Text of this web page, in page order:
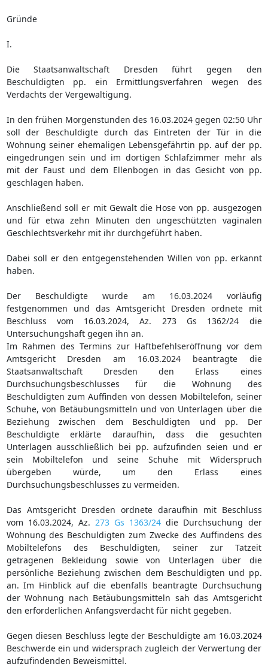
Gründe
I.
Die Staatsanwaltschaft Dresden führt gegen den
Beschuldigten pp. ein Ermittlungsverfahren wegen des
Verdachts der Vergewaltigung.
In den frühen Morgenstunden des 16.03.2024 gegen 02:50 Uhr
soll der Beschuldigte durch das Eintreten der Tür in die
Wohnung seiner ehemaligen Lebensgefährtin pp. auf der pp.
eingedrungen sein und im dortigen Schlafzimmer mehr als
mit der Faust und dem Ellenbogen in das Gesicht von pp.
geschlagen haben.
Anschließend soll er mit Gewalt die Hose von pp. ausgezogen
und für etwa zehn Minuten den ungeschützten vaginalen
Geschlechtsverkehr mit ihr durchgeführt haben.
Dabei soll er den entgegenstehenden Willen von pp. erkannt
haben.
Der Beschuldigte wurde am 16.03.2024 vorläufig
festgenommen und das Amtsgericht Dresden ordnete mit
Beschluss vom 16.03.2024, Az. 273 Gs 1362/24 die
Untersuchungshaft gegen ihn an.
Im Rahmen des Termins zur Haftbefehlseröffnung vor dem
Amtsgericht Dresden am 16.03.2024 beantragte die
Staatsanwaltschaft Dresden den Erlass eines
Durchsuchungsbeschlusses für die Wohnung des
Beschuldigten zum Auffinden von dessen Mobiltelefon, seiner
Schuhe, von Betäubungsmitteln und von Unterlagen über die
Beziehung zwischen dem Beschuldigten und pp. Der
Beschuldigte erklärte daraufhin, dass die gesuchten
Unterlagen ausschließlich bei pp. aufzufinden seien und er
sein Mobiltelefon und seine Schuhe mit Widerspruch
übergeben würde, um den Erlass eines
Durchsuchungsbeschlusses zu vermeiden.
Das Amtsgericht Dresden ordnete daraufhin mit Beschluss
vom 16.03.2024, Az. 273 Gs 1363/24 die Durchsuchung der
Wohnung des Beschuldigten zum Zwecke des Auffindens des
Mobiltelefons des Beschuldigten, seiner zur Tatzeit
getragenen Bekleidung sowie von Unterlagen über die
persönliche Beziehung zwischen dem Beschuldigten und pp.
an. Im Hinblick auf die ebenfalls beantragte Durchsuchung
der Wohnung nach Betäubungsmitteln sah das Amtsgericht
den erforderlichen Anfangsverdacht für nicht gegeben.
Gegen diesen Beschluss legte der Beschuldigte am 16.03.2024
Beschwerde ein und widersprach zugleich der Verwertung der
aufzufindenden Beweismittel.